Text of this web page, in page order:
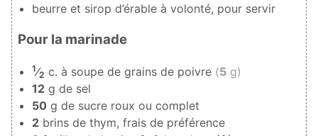
beurre et sirop d’érable à volonté, pour servir
Pour la marinade
1⁄2 c. à soupe de grains de poivre (5 g)
12 g de sel
50 g de sucre roux ou complet
2 brins de thym, frais de préférence